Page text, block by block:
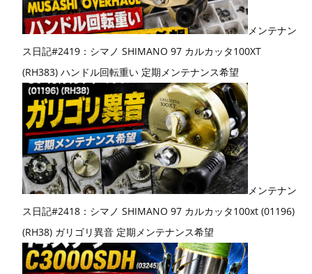
メンテナン
ス日記#2419：シマノ SHIMANO 97 カルカッタ100XT
(RH383) ハンドル回転重い 定期メンテナンス希望
メンテナン
ス日記#2418：シマノ SHIMANO 97 カルカッタ100xt (01196)
(RH38) ガリゴリ異音 定期メンテナンス希望